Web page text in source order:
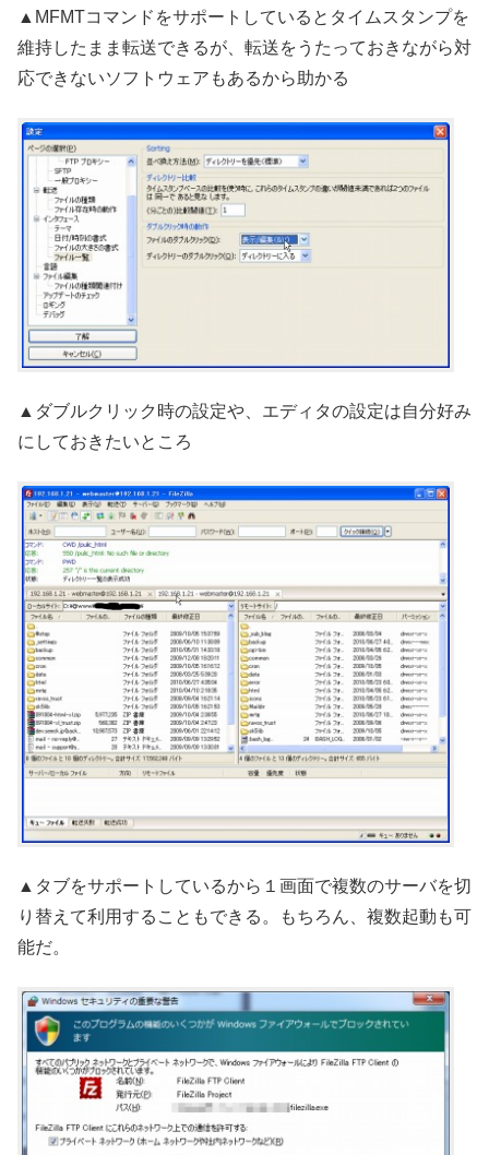
▲MFMTコマンドをサポートしているとタイムスタンプを
維持したまま転送できるが、転送をうたっておきながら対
応できないソフトウェアもあるから助かる
▲ダブルクリック時の設定や、エディタの設定は自分好み
にしておきたいところ
▲タブをサポートしているから１画面で複数のサーバを切
り替えて利用することもできる。もちろん、複数起動も可
能だ。